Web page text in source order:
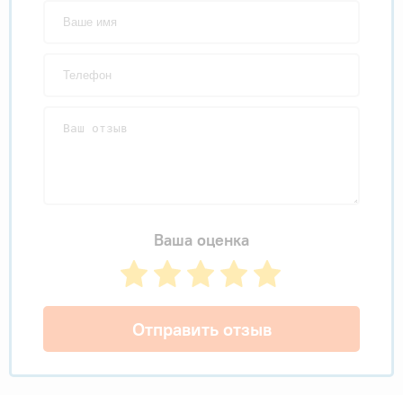
Ваша оценка
Отправить отзыв